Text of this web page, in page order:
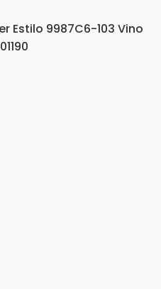
Estilo 9987C6-103 Vino